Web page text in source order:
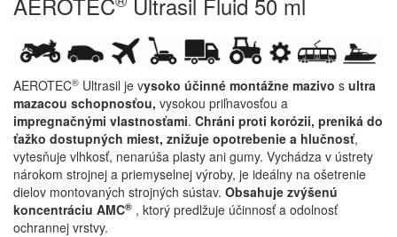
AEROTEC® Ultrasil je vysoko účinné montážne mazivo s ultra
mazacou schopnosťou, vysokou priľnavosťou a
impregnačnými vlastnosťami. Chráni proti korózii, preniká do
ťažko dostupných miest, znižuje opotrebenie a hlučnosť,
vytesňuje vlhkosť, nenarúša plasty ani gumy. Vychádza v ústrety
nárokom strojnej a priemyselnej výroby, je ideálny na ošetrenie
dielov montovaných strojných sústav. Obsahuje zvýšenú
koncentráciu AMC® , ktorý predlžuje účinnosť a odolnosť
ochrannej vrstvy.